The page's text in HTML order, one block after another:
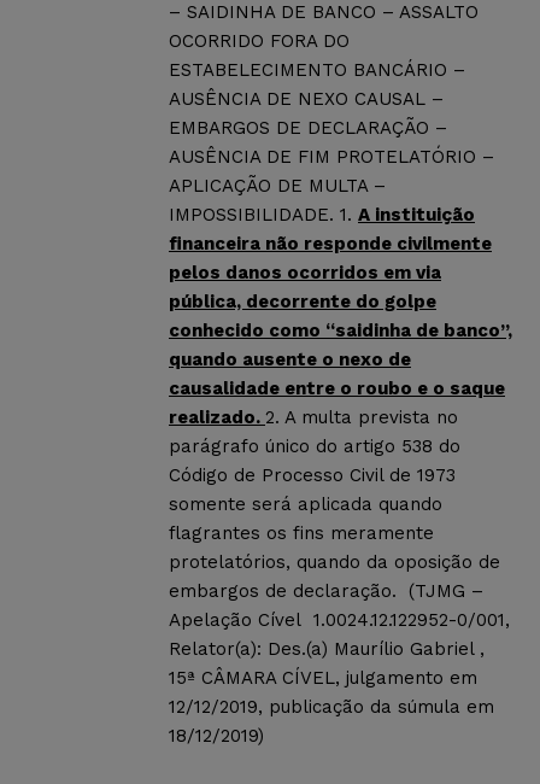
– SAIDINHA DE BANCO – ASSALTO
OCORRIDO FORA DO
ESTABELECIMENTO BANCÁRIO –
AUSÊNCIA DE NEXO CAUSAL –
EMBARGOS DE DECLARAÇÃO –
AUSÊNCIA DE FIM PROTELATÓRIO –
APLICAÇÃO DE MULTA –
IMPOSSIBILIDADE. 1. A instituição
financeira não responde civilmente
pelos danos ocorridos em via
pública, decorrente do golpe
conhecido como “saidinha de banco”,
quando ausente o nexo de
causalidade entre o roubo e o saque
realizado. 2. A multa prevista no
parágrafo único do artigo 538 do
Código de Processo Civil de 1973
somente será aplicada quando
flagrantes os fins meramente
protelatórios, quando da oposição de
embargos de declaração. (TJMG –
Apelação Cível 1.0024.12.122952-0/001,
Relator(a): Des.(a) Maurílio Gabriel ,
15ª CÂMARA CÍVEL, julgamento em
12/12/2019, publicação da súmula em
18/12/2019)